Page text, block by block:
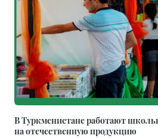
В Туркменистане работают
на отечественную продукцию